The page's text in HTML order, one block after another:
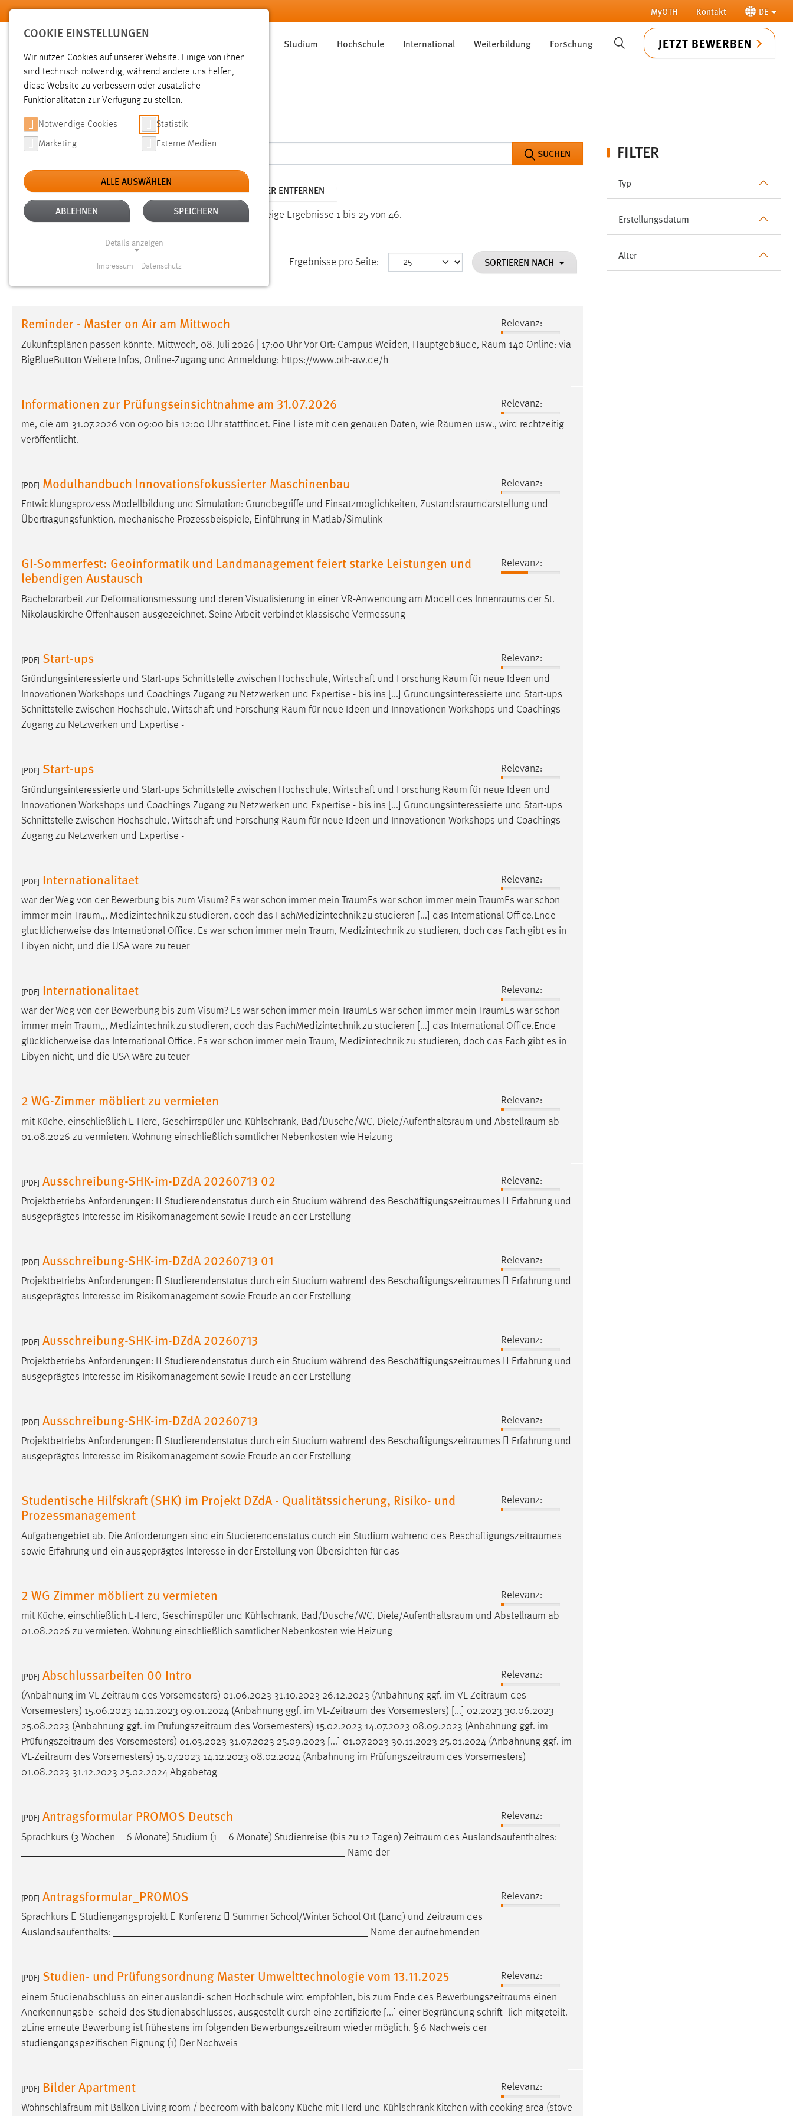
Zum Hauptinhalt springen MyOTH Kontakt DE
Studium Hochschule International Weiterbildung Forschung SUCHE JETZT BEWERBEN
SUCHE
FILTER
Typ
Erstellungsdatum
Alter
SUCHEN
Aktive Filter: ALTER: 1 WOCHE BIS 1 MONAT ALLE FILTER ENTFERNEN
Gesucht nach "raum". Es wurden 46 Ergebnisse gefunden. Zeige Ergebnisse 1 bis 25 von 46.
Ergebnisse pro Seite: SORTIEREN NACH
Reminder - Master on Air am Mittwoch
Relevanz:
Zukunftsplänen passen könnte. Mittwoch, 08. Juli 2026 | 17:00 Uhr Vor Ort: Campus Weiden, Hauptgebäude, Raum 140 Online: via
BigBlueButton Weitere Infos, Online-Zugang und Anmeldung: https://www.oth-aw.de/h
Informationen zur Prüfungseinsichtnahme am 31.07.2026
Relevanz:
me, die am 31.07.2026 von 09:00 bis 12:00 Uhr stattfindet. Eine Liste mit den genauen Daten, wie Räumen usw., wird rechtzeitig
veröffentlicht.
[PDF] Modulhandbuch Innovationsfokussierter Maschinenbau
Relevanz:
Entwicklungsprozess Modellbildung und Simulation: Grundbegriffe und Einsatzmöglichkeiten, Zustandsraumdarstellung und
Übertragungsfunktion, mechanische Prozessbeispiele, Einführung in Matlab/Simulink
GI-Sommerfest: Geoinformatik und Landmanagement feiert starke Leistungen und
lebendigen Austausch
Relevanz:
Bachelorarbeit zur Deformationsmessung und deren Visualisierung in einer VR-Anwendung am Modell des Innenraums der St.
Nikolauskirche Offenhausen ausgezeichnet. Seine Arbeit verbindet klassische Vermessung
[PDF] Start-ups
Relevanz:
Gründungsinteressierte und Start-ups Schnittstelle zwischen Hochschule, Wirtschaft und Forschung Raum für neue Ideen und
Innovationen Workshops und Coachings Zugang zu Netzwerken und Expertise - bis ins [...] Gründungsinteressierte und Start-ups
Schnittstelle zwischen Hochschule, Wirtschaft und Forschung Raum für neue Ideen und Innovationen Workshops und Coachings
Zugang zu Netzwerken und Expertise -
[PDF] Start-ups
Relevanz:
Gründungsinteressierte und Start-ups Schnittstelle zwischen Hochschule, Wirtschaft und Forschung Raum für neue Ideen und
Innovationen Workshops und Coachings Zugang zu Netzwerken und Expertise - bis ins [...] Gründungsinteressierte und Start-ups
Schnittstelle zwischen Hochschule, Wirtschaft und Forschung Raum für neue Ideen und Innovationen Workshops und Coachings
Zugang zu Netzwerken und Expertise -
[PDF] Internationalitaet
Relevanz:
war der Weg von der Bewerbung bis zum Visum? Es war schon immer mein TraumEs war schon immer mein TraumEs war schon
immer mein Traum,,, Medizintechnik zu studieren, doch das FachMedizintechnik zu studieren [...] das International Office.Ende
glücklicherweise das International Office. Es war schon immer mein Traum, Medizintechnik zu studieren, doch das Fach gibt es in
Libyen nicht, und die USA wäre zu teuer
[PDF] Internationalitaet
Relevanz:
war der Weg von der Bewerbung bis zum Visum? Es war schon immer mein TraumEs war schon immer mein TraumEs war schon
immer mein Traum,,, Medizintechnik zu studieren, doch das FachMedizintechnik zu studieren [...] das International Office.Ende
glücklicherweise das International Office. Es war schon immer mein Traum, Medizintechnik zu studieren, doch das Fach gibt es in
Libyen nicht, und die USA wäre zu teuer
2 WG-Zimmer möbliert zu vermieten
Relevanz:
mit Küche, einschließlich E-Herd, Geschirrspüler und Kühlschrank, Bad/Dusche/WC, Diele/Aufenthaltsraum und Abstellraum ab
01.08.2026 zu vermieten. Wohnung einschließlich sämtlicher Nebenkosten wie Heizung
[PDF] Ausschreibung-SHK-im-DZdA 20260713 02
Relevanz:
Projektbetriebs Anforderungen:  Studierendenstatus durch ein Studium während des Beschäftigungszeitraumes  Erfahrung und
ausgeprägtes Interesse im Risikomanagement sowie Freude an der Erstellung
[PDF] Ausschreibung-SHK-im-DZdA 20260713 01
Relevanz:
Projektbetriebs Anforderungen:  Studierendenstatus durch ein Studium während des Beschäftigungszeitraumes  Erfahrung und
ausgeprägtes Interesse im Risikomanagement sowie Freude an der Erstellung
[PDF] Ausschreibung-SHK-im-DZdA 20260713
Relevanz:
Projektbetriebs Anforderungen:  Studierendenstatus durch ein Studium während des Beschäftigungszeitraumes  Erfahrung und
ausgeprägtes Interesse im Risikomanagement sowie Freude an der Erstellung
[PDF] Ausschreibung-SHK-im-DZdA 20260713
Relevanz:
Projektbetriebs Anforderungen:  Studierendenstatus durch ein Studium während des Beschäftigungszeitraumes  Erfahrung und
ausgeprägtes Interesse im Risikomanagement sowie Freude an der Erstellung
Studentische Hilfskraft (SHK) im Projekt DZdA - Qualitätssicherung, Risiko- und
Prozessmanagement
Relevanz:
Aufgabengebiet ab. Die Anforderungen sind ein Studierendenstatus durch ein Studium während des Beschäftigungszeitraumes
sowie Erfahrung und ein ausgeprägtes Interesse in der Erstellung von Übersichten für das
2 WG Zimmer möbliert zu vermieten
Relevanz:
mit Küche, einschließlich E-Herd, Geschirrspüler und Kühlschrank, Bad/Dusche/WC, Diele/Aufenthaltsraum und Abstellraum ab
01.08.2026 zu vermieten. Wohnung einschließlich sämtlicher Nebenkosten wie Heizung
[PDF] Abschlussarbeiten 00 Intro
Relevanz:
(Anbahnung im VL-Zeitraum des Vorsemesters) 01.06.2023 31.10.2023 26.12.2023 (Anbahnung ggf. im VL-Zeitraum des
Vorsemesters) 15.06.2023 14.11.2023 09.01.2024 (Anbahnung ggf. im VL-Zeitraum des Vorsemesters) [...] 02.2023 30.06.2023
25.08.2023 (Anbahnung ggf. im Prüfungszeitraum des Vorsemesters) 15.02.2023 14.07.2023 08.09.2023 (Anbahnung ggf. im
Prüfungszeitraum des Vorsemesters) 01.03.2023 31.07.2023 25.09.2023 [...] 01.07.2023 30.11.2023 25.01.2024 (Anbahnung ggf. im
VL-Zeitraum des Vorsemesters) 15.07.2023 14.12.2023 08.02.2024 (Anbahnung im Prüfungszeitraum des Vorsemesters)
01.08.2023 31.12.2023 25.02.2024 Abgabetag
[PDF] Antragsformular PROMOS Deutsch
Relevanz:
Sprachkurs (3 Wochen – 6 Monate) Studium (1 – 6 Monate) Studienreise (bis zu 12 Tagen) Zeitraum des Auslandsaufenthaltes:
_____________________________________________________________ Name der
[PDF] Antragsformular_PROMOS
Relevanz:
Sprachkurs  Studiengangsprojekt  Konferenz  Summer School/Winter School Ort (Land) und Zeitraum des
Auslandsaufenthalts: ________________________________________________ Name der aufnehmenden
[PDF] Studien- und Prüfungsordnung Master Umwelttechnologie vom 13.11.2025
Relevanz:
einem Studienabschluss an einer ausländi- schen Hochschule wird empfohlen, bis zum Ende des Bewerbungszeitraums einen
Anerkennungsbe- scheid des Studienabschlusses, ausgestellt durch eine zertifizierte [...] einer Begründung schrift- lich mitgeteilt.
2Eine erneute Bewerbung ist frühestens im folgenden Bewerbungszeitraum wieder möglich. § 6 Nachweis der
studiengangspezifischen Eignung (1) Der Nachweis
[PDF] Bilder Apartment
Relevanz:
Wohnschlafraum mit Balkon Living room / bedroom with balcony Küche mit Herd und Kühlschrank Kitchen with cooking area (stove
COOKIE EINSTELLUNGEN
Wir nutzen Cookies auf unserer Website. Einige von ihnen
sind technisch notwendig, während andere uns helfen,
diese Website zu verbessern oder zusätzliche
Funktionalitäten zur Verfügung zu stellen.
Notwendige Cookies Statistik
Marketing Externe Medien
ALLE AUSWÄHLEN
ABLEHNEN SPEICHERN
Details anzeigen
Website erforderlich.
Einverständnis
Zweck:
Dieser Cookie speichert die
ausgewählten Einverständnis-Optionen
des Benutzers
Cookie Laufzeit:
Performance
Name: staticfilecache
Zweck:
Für performante Seitenauslieferung wird
Sprachpräferenz
Name: site-language-preference
Cookie Laufzeit:
Chat
Name:
MibewSessionID, MIBEW_UserID,
Zweck:
nutzen zu können.
Cookie Laufzeit: MibewSessionID, mibew-chat-frame-
style-5e9dbeb1811c0446 =
Sitzungslaufzeit, mibew_locale = 3
Login
Name: fe_user, be_user, be_lastLoginProvider
Zweck:
Dieser Cookie ist notwendig um sich an
STATISTIK
Statistik Cookies erfassen Informationen anonym.
Diese Informationen helfen uns zu verstehen, wie
unsere Besucher unsere Website nutzen.
Name: _pk_ref, _pk_cvar, _pk_id, _pk_ses
Zweck:
MARKETING
Marketing Cookies werden von Drittanbietern
hinweg verfolgen.
Google Ads
Anbieter: Google Ireland Limited
Zweck: Conversion-Tracking
Cookie Laufzeit: 3 Monate
Facebook Pixel
Name: _fbp
Anbieter: Facebook
Cookie Laufzeit: 3 Monate
EXTERNE MEDIEN
externen Medien Cookies gesetzt.
YouTube
Impressum Datenschutz